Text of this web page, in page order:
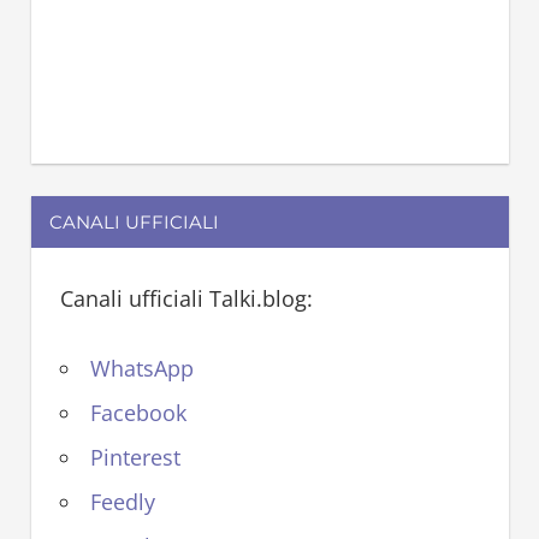
CANALI UFFICIALI
Canali ufficiali Talki.blog:
WhatsApp
Facebook
Pinterest
Feedly